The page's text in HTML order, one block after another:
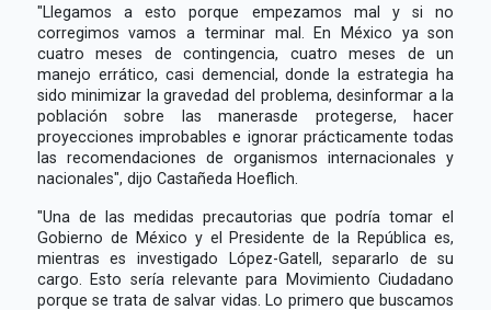
"Llegamos a esto porque empezamos mal y si no
corregimos vamos a terminar mal. En México ya son
cuatro meses de contingencia, cuatro meses de un
manejo errático, casi demencial, donde la estrategia ha
sido minimizar la gravedad del problema, desinformar a la
población sobre las manerasde protegerse, hacer
proyecciones improbables e ignorar prácticamente todas
las recomendaciones de organismos internacionales y
nacionales", dijo Castañeda Hoeflich.
"Una de las medidas precautorias que podría tomar el
Gobierno de México y el Presidente de la República es,
mientras es investigado López-Gatell, separarlo de su
cargo. Esto sería relevante para Movimiento Ciudadano
porque se trata de salvar vidas. Lo primero que buscamos